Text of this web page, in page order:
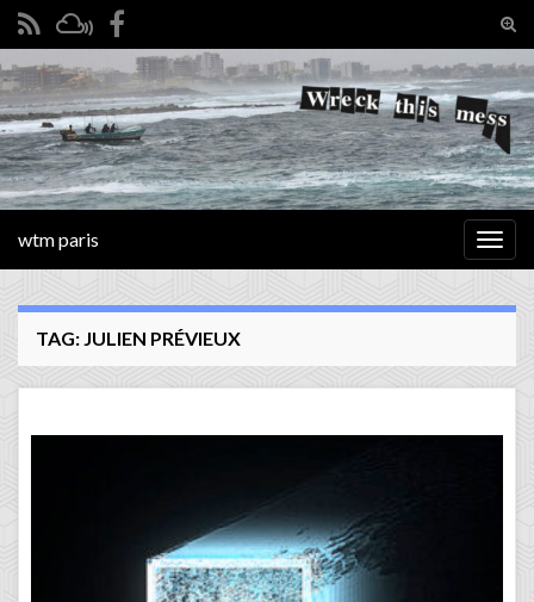
Search for:
wtm paris
TAG: JULIEN PRÉVIEUX